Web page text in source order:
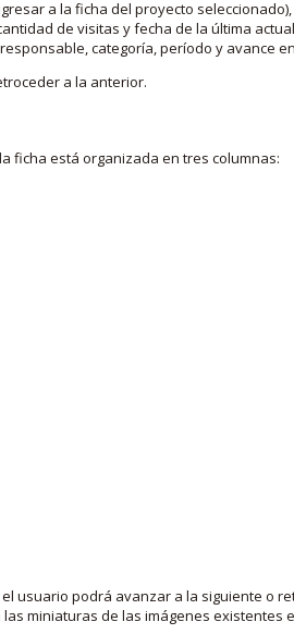
a la ficha del proyecto
de visitas y fecha de la última
categoría, período y avance
a la anterior.
ficha está organizada en tres columnas:
usuario podrá avanzar a la siguiente o
miniaturas de las imágenes